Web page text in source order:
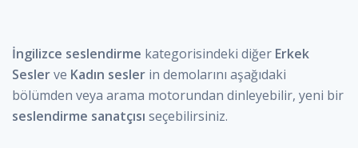
İngilizce seslendirme kategorisindeki diğer Erkek
Seslerve Kadın sesler in demolarını aşağıdaki
bölümden veya arama motorundan dinleyebilir, yeni bir
seslendirme sanatçısı seçebilirsiniz.